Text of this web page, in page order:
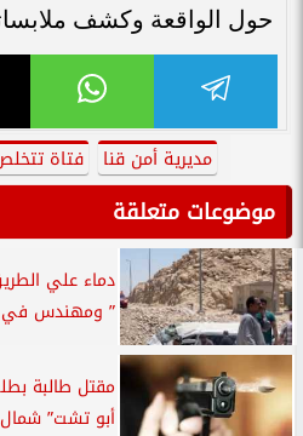
حول الواقعة وكشف
مديرية أمن قنا فتاة
موضوعات متعلقة
دماء علي
” ومهندس في
مقتل طالبة
أبو تشت”